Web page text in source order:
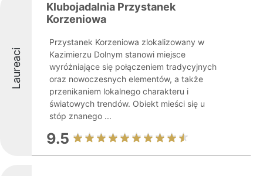
Laureaci
Klubojadalnia Przystanek
Korzeniowa
Przystanek Korzeniowa zlokalizowany w
Kazimierzu Dolnym stanowi miejsce
wyróżniające się połączeniem tradycyjnych
oraz nowoczesnych elementów, a także
przenikaniem lokalnego charakteru i
światowych trendów. Obiekt mieści się u
stóp znanego ...
9.5